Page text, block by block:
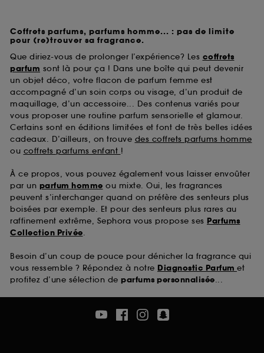
Coffrets parfums, parfums homme... : pas de limite
pour (re)trouver sa fragrance.
Que diriez-vous de prolonger l’expérience? Les coffrets
parfum sont là pour ça ! Dans une boîte qui peut devenir
un objet déco, votre flacon de parfum femme est
accompagné d’un soin corps ou visage, d’un produit de
maquillage, d’un accessoire... Des contenus variés pour
vous proposer une routine parfum sensorielle et glamour.
Certains sont en éditions limitées et font de très belles idées
cadeaux. D’ailleurs, on trouve des coffrets parfums homme
ou coffrets parfums enfant !
À ce propos, vous pouvez également vous laisser envoûter
par un parfum homme ou mixte. Oui, les fragrances
peuvent s’interchanger quand on préfère des senteurs plus
boisées par exemple. Et pour des senteurs plus rares au
raffinement extrême, Sephora vous propose ses Parfums
Collection Privée.
Besoin d’un coup de pouce pour dénicher la fragrance qui
vous ressemble ? Répondez à notre Diagnostic Parfum et
profitez d’une sélection de parfums personnalisée...